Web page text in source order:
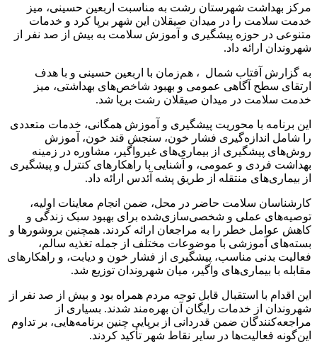
مرکز بهداشت شهرستان رشت به مناسبت اربعین حسینی، میز
خدمت سلامت را در میدان صیقلان این شهر برپا کرد و خدمات
متنوعی در حوزه پیشگیری و آموزش سلامت به بیش از صد نفر از
شهروندان ارائه داد.
به گزارش آفتاب شمال ، هم‌زمان با اربعین حسینی و با هدف
ارتقای سطح آگاهی عمومی و بهبود شاخص‌های بهداشتی، میز
خدمت سلامت در میدان صیقلان رشت برپا شد.
این برنامه با محوریت پیشگیری و آموزش همگانی، خدمات متعددی
را شامل اندازه‌گیری فشار خون، سنجش قند خون، آموزش
روش‌های پیشگیری از بیماری‌های غیرواگیر، مشاوره در زمینه
بهداشت فردی و عمومی، و آشنایی با راهکارهای کنترل و پیشگیری
از بیماری‌های منتقله از طریق پشه آئدس ارائه داد.
کارشناسان سلامت حاضر در محل، ضمن انجام معاینات اولیه،
توصیه‌های عملی و شخصی‌سازی‌شده برای بهبود سبک زندگی و
کاهش عوامل خطر را به مراجعان ارائه کردند. همچنین بروشورها و
بسته‌های آموزشی با موضوعات مختلف از جمله تغذیه سالم،
فعالیت بدنی مناسب، پیشگیری از فشار خون و دیابت، و راهکارهای
مقابله با بیماری‌های واگیر، میان شهروندان توزیع شد.
این اقدام با استقبال قابل توجه مردم همراه بود و بیش از صد نفر از
شهروندان از خدمات رایگان آن بهره‌مند شدند. بسیاری از
مراجعه‌کنندگان ضمن قدردانی از برپایی چنین برنامه‌هایی، بر تداوم
این‌گونه فعالیت‌ها در سایر نقاط شهر تأکید کردند.